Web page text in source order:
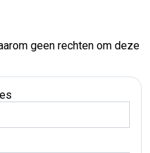
geen rechten om deze